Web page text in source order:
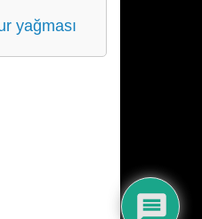
yağması